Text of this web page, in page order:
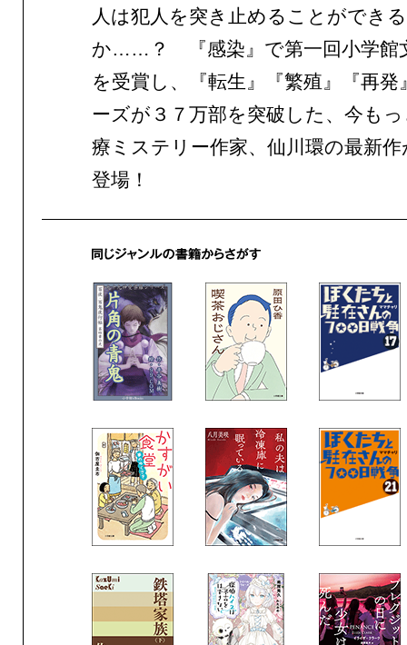
人は犯人を突き止めることができ
か……？ 『感染』で第一回小学館
を受賞し、『転生』『繁殖』『再発
ーズが３７万部を突破した、今も
療ミステリー作家、仙川環の最新
登場！